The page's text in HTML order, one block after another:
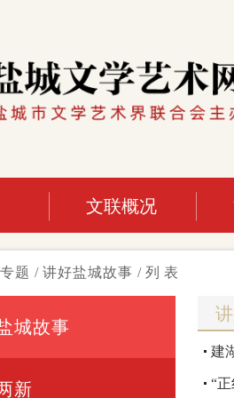
文联概况
题 / 讲好盐城故事 /列表
城故事
新
建
“